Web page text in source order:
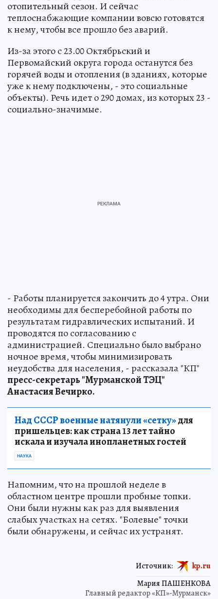
отопительный сезон. И сейчас
теплоснабжающие компании вовсю готовятся
к нему, чтобы все прошло без аварий.
Из-за этого с 23.00 Октябрьский и
Первомайский округа города останутся без
горячей воды и отопления (в зданиях, которые
уже к нему подключены, - это социальные
объекты). Речь идет о 290 домах, из которых 23 -
социально-значимые.
- Работы планируется закончить до 4 утра. Они
необходимы для бесперебойной работы по
результатам гидравлических испытаний. И
проводятся по согласованию с
администрацией. Специально было выбрано
ночное время, чтобы минимизировать
неудобства для населения, - рассказала "КП"
пресс-секретарь "Мурманской ТЭЦ"
Анастасия Вечирко.
Над СССР военные натянули «сетку»для
пришельцев: как страна 13 лет тайно
искала и изучала инопланетных гостей
НАУКА
Напомним, что на прошлой неделе в
областном центре прошли пробные топки.
Они были нужны как раз для выявления
слабых участках на сетях. "Болевые" точки
были обнаружены, и сейчас их устранят.
Мария ПАШЕНКОВА
Главный редактор «КП»-Мурманск»
Источник: kp.ru